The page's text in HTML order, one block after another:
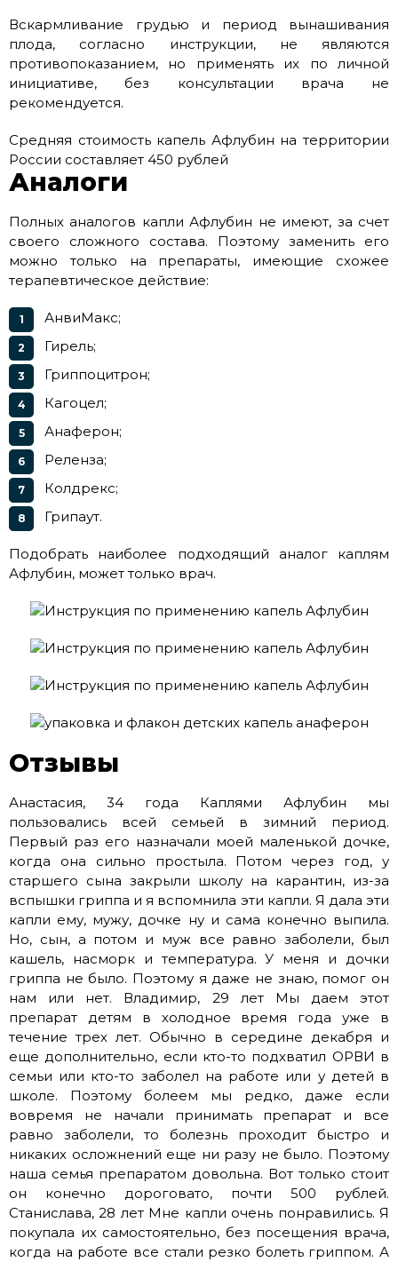
Вскармливание грудью и период вынашивания
плода, согласно инструкции, не являются
противопоказанием, но применять их по личной
инициативе, без консультации врача не
рекомендуется.
Средняя стоимость капель Афлубин на территории
России составляет 450 рублей
Аналоги
Полных аналогов капли Афлубин не имеют, за счет
своего сложного состава. Поэтому заменить его
можно только на препараты, имеющие схожее
терапевтическое действие:
АнвиМакс;
Гирель;
Гриппоцитрон;
Кагоцел;
Анаферон;
Реленза;
Колдрекс;
Грипаут.
Подобрать наиболее подходящий аналог каплям
Афлубин, может только врач.
Отзывы
Анастасия, 34 года Каплями Афлубин мы
пользовались всей семьей в зимний период.
Первый раз его назначали моей маленькой дочке,
когда она сильно простыла. Потом через год, у
старшего сына закрыли школу на карантин, из-за
вспышки гриппа и я вспомнила эти капли. Я дала эти
капли ему, мужу, дочке ну и сама конечно выпила.
Но, сын, а потом и муж все равно заболели, был
кашель, насморк и температура. У меня и дочки
гриппа не было. Поэтому я даже не знаю, помог он
нам или нет. Владимир, 29 лет Мы даем этот
препарат детям в холодное время года уже в
течение трех лет. Обычно в середине декабря и
еще дополнительно, если кто-то подхватил ОРВИ в
семьи или кто-то заболел на работе или у детей в
школе. Поэтому болеем мы редко, даже если
вовремя не начали принимать препарат и все
равно заболели, то болезнь проходит быстро и
никаких осложнений еще ни разу не было. Поэтому
наша семья препаратом довольна. Вот только стоит
он конечно дороговато, почти 500 рублей.
Станислава, 28 лет Мне капли очень понравились. Я
покупала их самостоятельно, без посещения врача,
когда на работе все стали резко болеть гриппом. А